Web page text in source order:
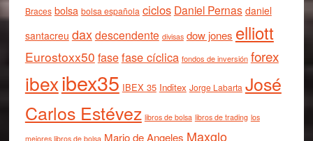
Braces bolsa bolsa española ciclos Daniel Pernas daniel
santacreu daxdescendente divisas dow jones elliott
Eurostoxx50 fasefase cíclica fondos de inversión forex
ibexibex35 IBEX 35 Inditex Jorge Labarta José
Carlos Estévez libros de bolsa libros de trading los
mejores libros de bolsa Mario de Angeles Maxglo